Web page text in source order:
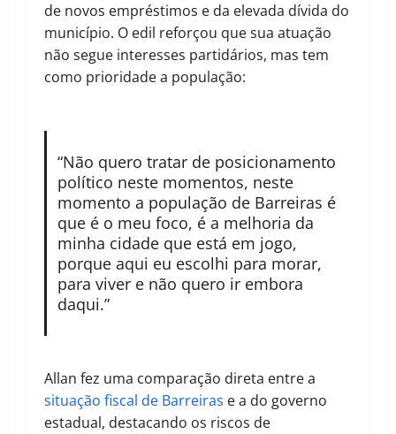
de novos empréstimos e da elevada dívida do
município. O edil reforçou que sua atuação
não segue interesses partidários, mas tem
como prioridade a população:
“Não quero tratar de posicionamento
político neste momentos, neste
momento a população de Barreiras é
que é o meu foco, é a melhoria da
minha cidade que está em jogo,
porque aqui eu escolhi para morar,
para viver e não quero ir embora
daqui.”
Allan fez uma comparação direta entre a
situação fiscal de Barreiras e a do governo
estadual, destacando os riscos de